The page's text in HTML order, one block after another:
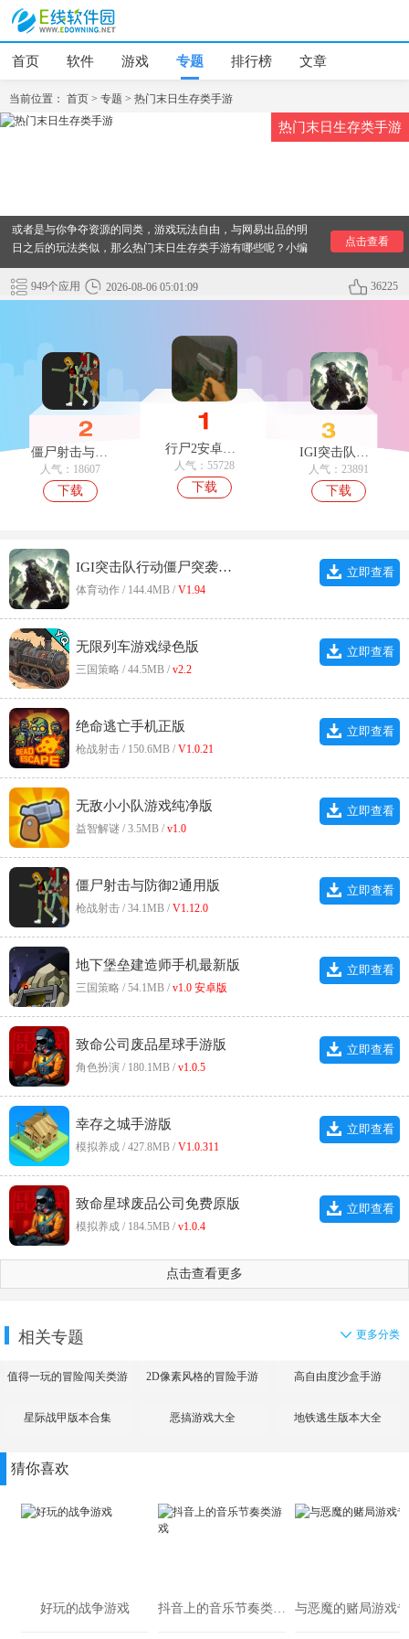
首页 软件 游戏 专题 排行榜 文章
当前位置： 首页 > 专题 > 热门末日生存类手游
热门末日生存类手游
或者是与你争夺资源的同类，游戏玩法自由，与网易出品的明
日之后的玩法类似，那么热门末日生存类手游有哪些呢？小编
新最热门的热门末日生存类手游下载资源，快来看看吧！
点击查看
949个应用 2026-08-06 05:01:09 36225
僵尸射击与防御手游免费版
人气：18607
下载
行尸2安卓官方版
人气：55728
下载
IGI突击队行动僵尸突袭手机版
人气：23891
下载
IGI突击队行动僵尸突袭安卓版
体育动作 / 144.4MB / V1.94
立即查看
无限列车游戏绿色版
三国策略 / 44.5MB / v2.2
立即查看
绝命逃亡手机正版
枪战射击 / 150.6MB / V1.0.21
立即查看
无敌小小队游戏纯净版
益智解谜 / 3.5MB / v1.0
立即查看
僵尸射击与防御2通用版
枪战射击 / 34.1MB / V1.12.0
立即查看
地下堡垒建造师手机最新版
三国策略 / 54.1MB / v1.0 安卓版
立即查看
致命公司废品星球手游版
角色扮演 / 180.1MB / v1.0.5
立即查看
幸存之城手游版
模拟养成 / 427.8MB / V1.0.311
立即查看
致命星球废品公司免费原版
模拟养成 / 184.5MB / v1.0.4
立即查看
点击查看更多
相关专题 更多分类
值得一玩的冒险闯关类游 2D像素风格的冒险手游 高自由度沙盒手游
星际战甲版本合集 恶搞游戏大全 地铁逃生版本大全
猜你喜欢
好玩的战争游戏 抖音上的音乐节奏类游戏 与恶魔的赌局游戏